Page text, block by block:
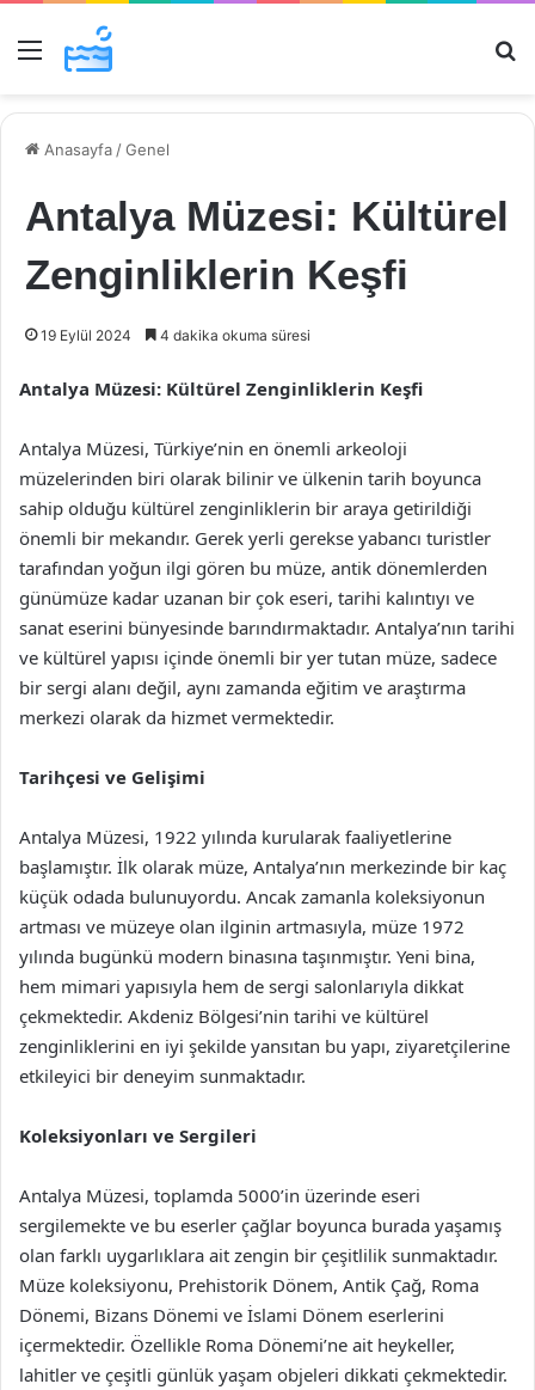
Menü
Anasayfa /Genel
Antalya Müzesi: Kültürel
Zenginliklerin Keşfi
19 Eylül 2024 4 dakika okuma süresi
Antalya Müzesi: Kültürel Zenginliklerin Keşfi
Antalya Müzesi, Türkiye’nin en önemli arkeoloji
müzelerinden biri olarak bilinir ve ülkenin tarih boyunca
sahip olduğu kültürel zenginliklerin bir araya getirildiği
önemli bir mekandır. Gerek yerli gerekse yabancı turistler
tarafından yoğun ilgi gören bu müze, antik dönemlerden
günümüze kadar uzanan bir çok eseri, tarihi kalıntıyı ve
sanat eserini bünyesinde barındırmaktadır. Antalya’nın tarihi
ve kültürel yapısı içinde önemli bir yer tutan müze, sadece
bir sergi alanı değil, aynı zamanda eğitim ve araştırma
merkezi olarak da hizmet vermektedir.
Tarihçesi ve Gelişimi
Antalya Müzesi, 1922 yılında kurularak faaliyetlerine
başlamıştır. İlk olarak müze, Antalya’nın merkezinde bir kaç
küçük odada bulunuyordu. Ancak zamanla koleksiyonun
artması ve müzeye olan ilginin artmasıyla, müze 1972
yılında bugünkü modern binasına taşınmıştır. Yeni bina,
hem mimari yapısıyla hem de sergi salonlarıyla dikkat
çekmektedir. Akdeniz Bölgesi’nin tarihi ve kültürel
zenginliklerini en iyi şekilde yansıtan bu yapı, ziyaretçilerine
etkileyici bir deneyim sunmaktadır.
Koleksiyonları ve Sergileri
Antalya Müzesi, toplamda 5000’in üzerinde eseri
sergilemekte ve bu eserler çağlar boyunca burada yaşamış
olan farklı uygarlıklara ait zengin bir çeşitlilik sunmaktadır.
Müze koleksiyonu, Prehistorik Dönem, Antik Çağ, Roma
Dönemi, Bizans Dönemi ve İslami Dönem eserlerini
içermektedir. Özellikle Roma Dönemi’ne ait heykeller,
lahitler ve çeşitli günlük yaşam objeleri dikkati çekmektedir.